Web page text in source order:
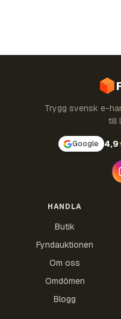
Trygg svensk e-
till
Google 4,9
HANDLA
Butik
Fyndauktionen
Om oss
Omdömen
Blogg